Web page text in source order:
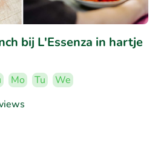
bij L'Essenza in hartje
Mo Tu
We